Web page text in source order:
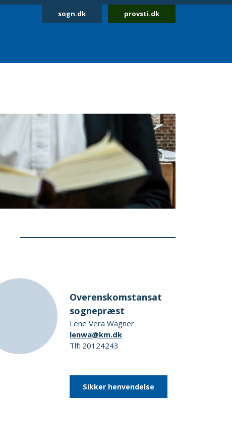
sogn.dk provsti.dk
Overenskomstansat
sognepræst
Lene Vera Wagner
lenwa@km.dk
Tlf: 20124243
Sikker henvendelse